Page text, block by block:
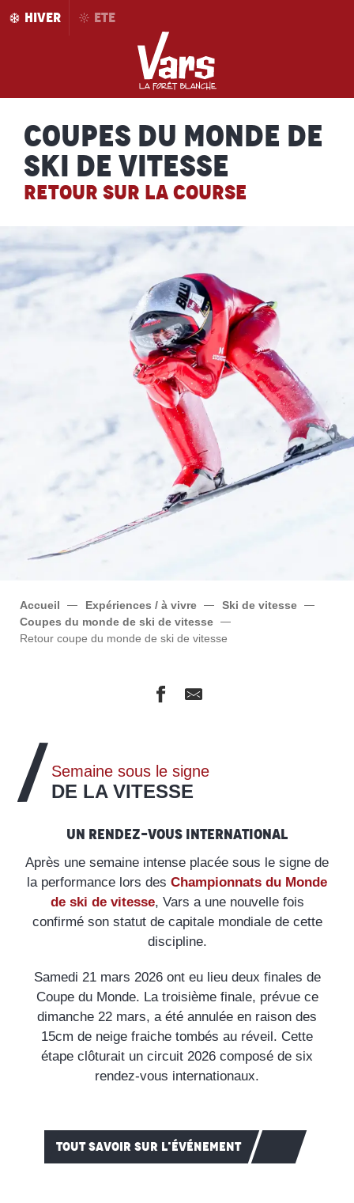
AllerHIVER ETE
Coupes du monde de
ski de vitesse
RETOUR SUR LA COURSE
Accueil Expériences / à vivre
Ski de vitesse
Coupes du monde de ski de vitesse
Retour coupe du monde de ski de vitesse
Semaine sous le signe
DE LA VITESSE
Un rendez-vous International
Après une semaine intense placée sous le signe de
la performance lors des Championnats du Monde
de ski de vitesse, Vars a une nouvelle fois
confirmé son statut de capitale mondiale de cette
discipline.
Samedi 21 mars 2026 ont eu lieu deux finales de
Coupe du Monde. La troisième finale, prévue ce
dimanche 22 mars, a été annulée en raison des
15cm de neige fraiche tombés au réveil. Cette
étape clôturait un circuit 2026 composé de six
rendez-vous internationaux.
TOUT SAVOIR SUR L'ÉVÉNEMENT